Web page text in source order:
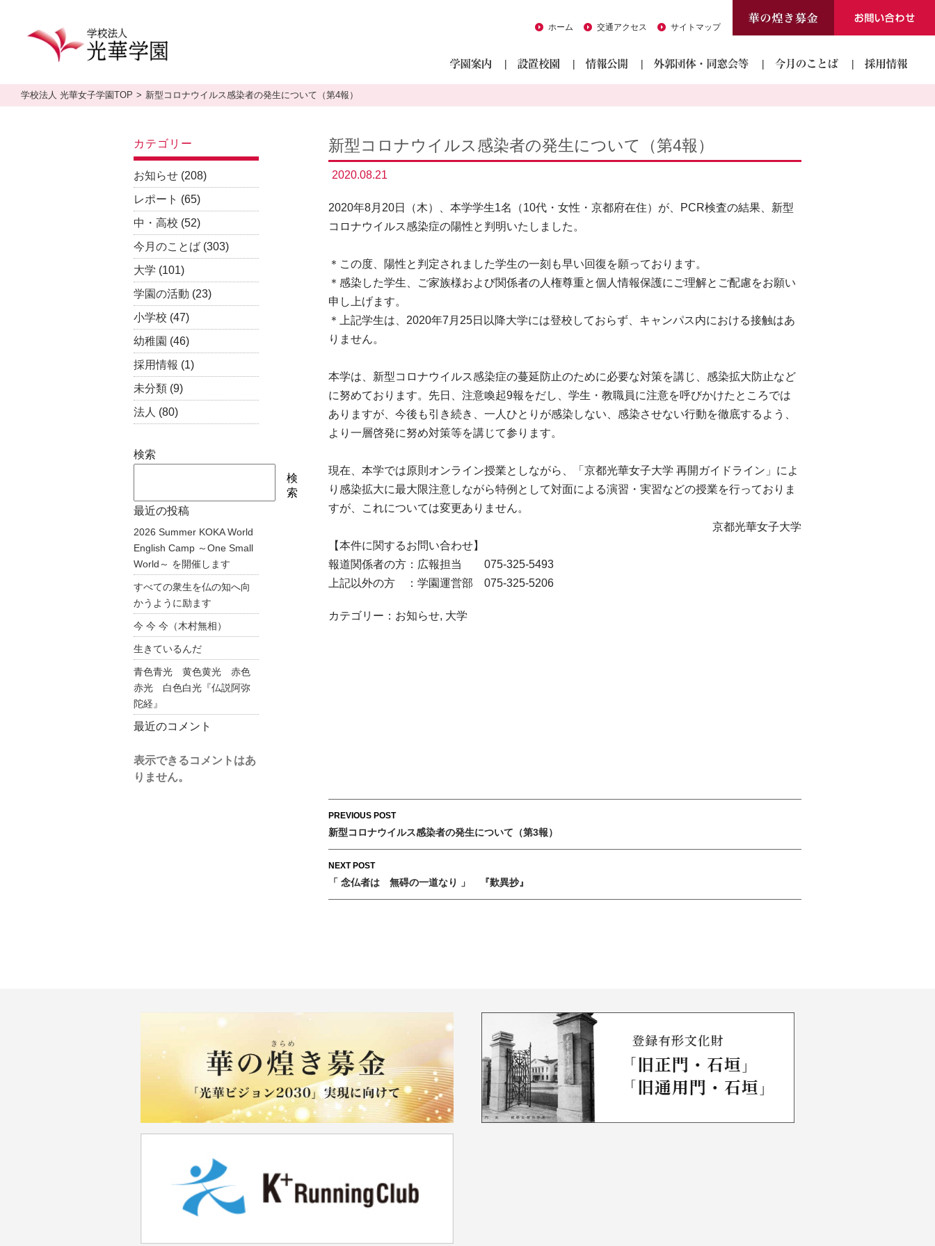
ホーム 交通アクセス サイトマップ
学校法人 光華女子学園TOP 新型コロナウイルス感染者の発生について（第4報）
新型コロナウイルス感染者の発生について（第4報）
2020.08.21
2020年8月20日（木）、本学学生1名（10代・女性・京都府在住）が、PCR検査の結果、新型
コロナウイルス感染症の陽性と判明いたしました。
＊この度、陽性と判定されました学生の一刻も早い回復を願っております。
＊感染した学生、ご家族様および関係者の人権尊重と個人情報保護にご理解とご配慮をお願い
申し上げます。
＊上記学生は、2020年7月25日以降大学には登校しておらず、キャンパス内における接触はあ
りません。
本学は、新型コロナウイルス感染症の蔓延防止のために必要な対策を講じ、感染拡大防止など
に努めております。先日、注意喚起9報をだし、学生・教職員に注意を呼びかけたところでは
ありますが、今後も引き続き、一人ひとりが感染しない、感染させない行動を徹底するよう、
より一層啓発に努め対策等を講じて参ります。
現在、本学では原則オンライン授業としながら、「京都光華女子大学 再開ガイドライン」によ
り感染拡大に最大限注意しながら特例として対面による演習・実習などの授業を行っておりま
すが、これについては変更ありません。
京都光華女子大学
【本件に関するお問い合わせ】
報道関係者の方：広報担当 075-325-5493
上記以外の方 ：学園運営部 075-325-5206
カテゴリー： お知らせ, 大学
Post
navigation
PREVIOUS POST
新型コロナウイルス感染者の発生について（第3報）
NEXT POST
「 念仏者は 無碍の一道なり 」 『歎異抄』
カテゴリー
お知らせ (208)
レポート (65)
中・高校 (52)
今月のことば (303)
大学 (101)
学園の活動 (23)
小学校 (47)
幼稚園 (46)
採用情報 (1)
未分類 (9)
法人 (80)
検索
検
索
最近の投稿
2026 Summer KOKA World
English Camp ～One Small
World～ を開催します
すべての衆生を仏の知へ向
かうように励ます
今 今 今（木村無相）
生きているんだ
青色青光 黄色黄光 赤色
赤光 白色白光『仏説阿弥
陀経』
最近のコメント
表示できるコメントはあ
りません。